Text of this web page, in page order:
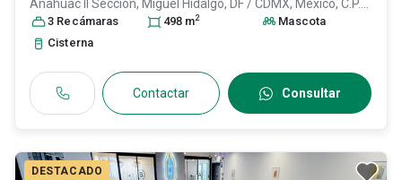
Anahuac II Sección, Miguel Hidalgo, DF / CDMX, México, C.P.
11320, ID:31638051
3 Recámaras 498 m2
Mascota
Cisterna
Contactar Consultar
DESTACADO